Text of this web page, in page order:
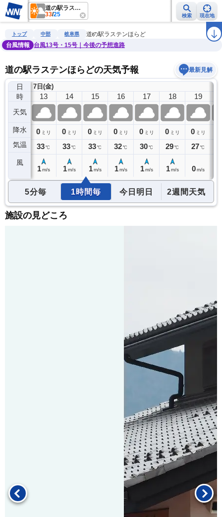
道の駅ラステンほらど
33/25 検索 現在地
雨雲レーダー 台風情報 地震情報 警報・注意報 ラ
トップ 中部 岐阜県
道の駅ラステンほらど
台風情報
台風13号・15号｜今後の予想進路
道の駅ラステンほらどの天気予報 最新見解
日
時
天気
降水
気温
風
7日(金)
12
0ミリ
33℃
13
0 ミリ
33℃
1 m/s
14
0 ミリ
33℃
1 m/s
15
0 ミリ
33℃
1 m/s
16
0 ミリ
32℃
1 m/s
17
0 ミリ
30℃
1 m/s
18
0 ミリ
29℃
1 m/s
19
0 ミリ
27℃
0 m/s
5分毎 1時間毎 今日明日 2週間天気
施設の見どころ